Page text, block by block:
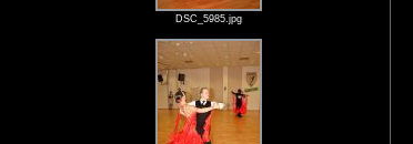
DSC_5985.jpg